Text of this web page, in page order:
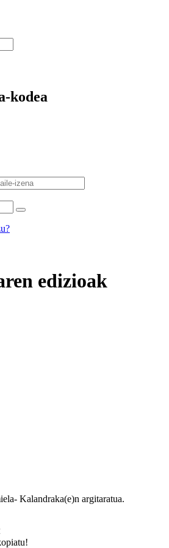
kodea
edizioak
Kalandraka(e)n argitaratua.